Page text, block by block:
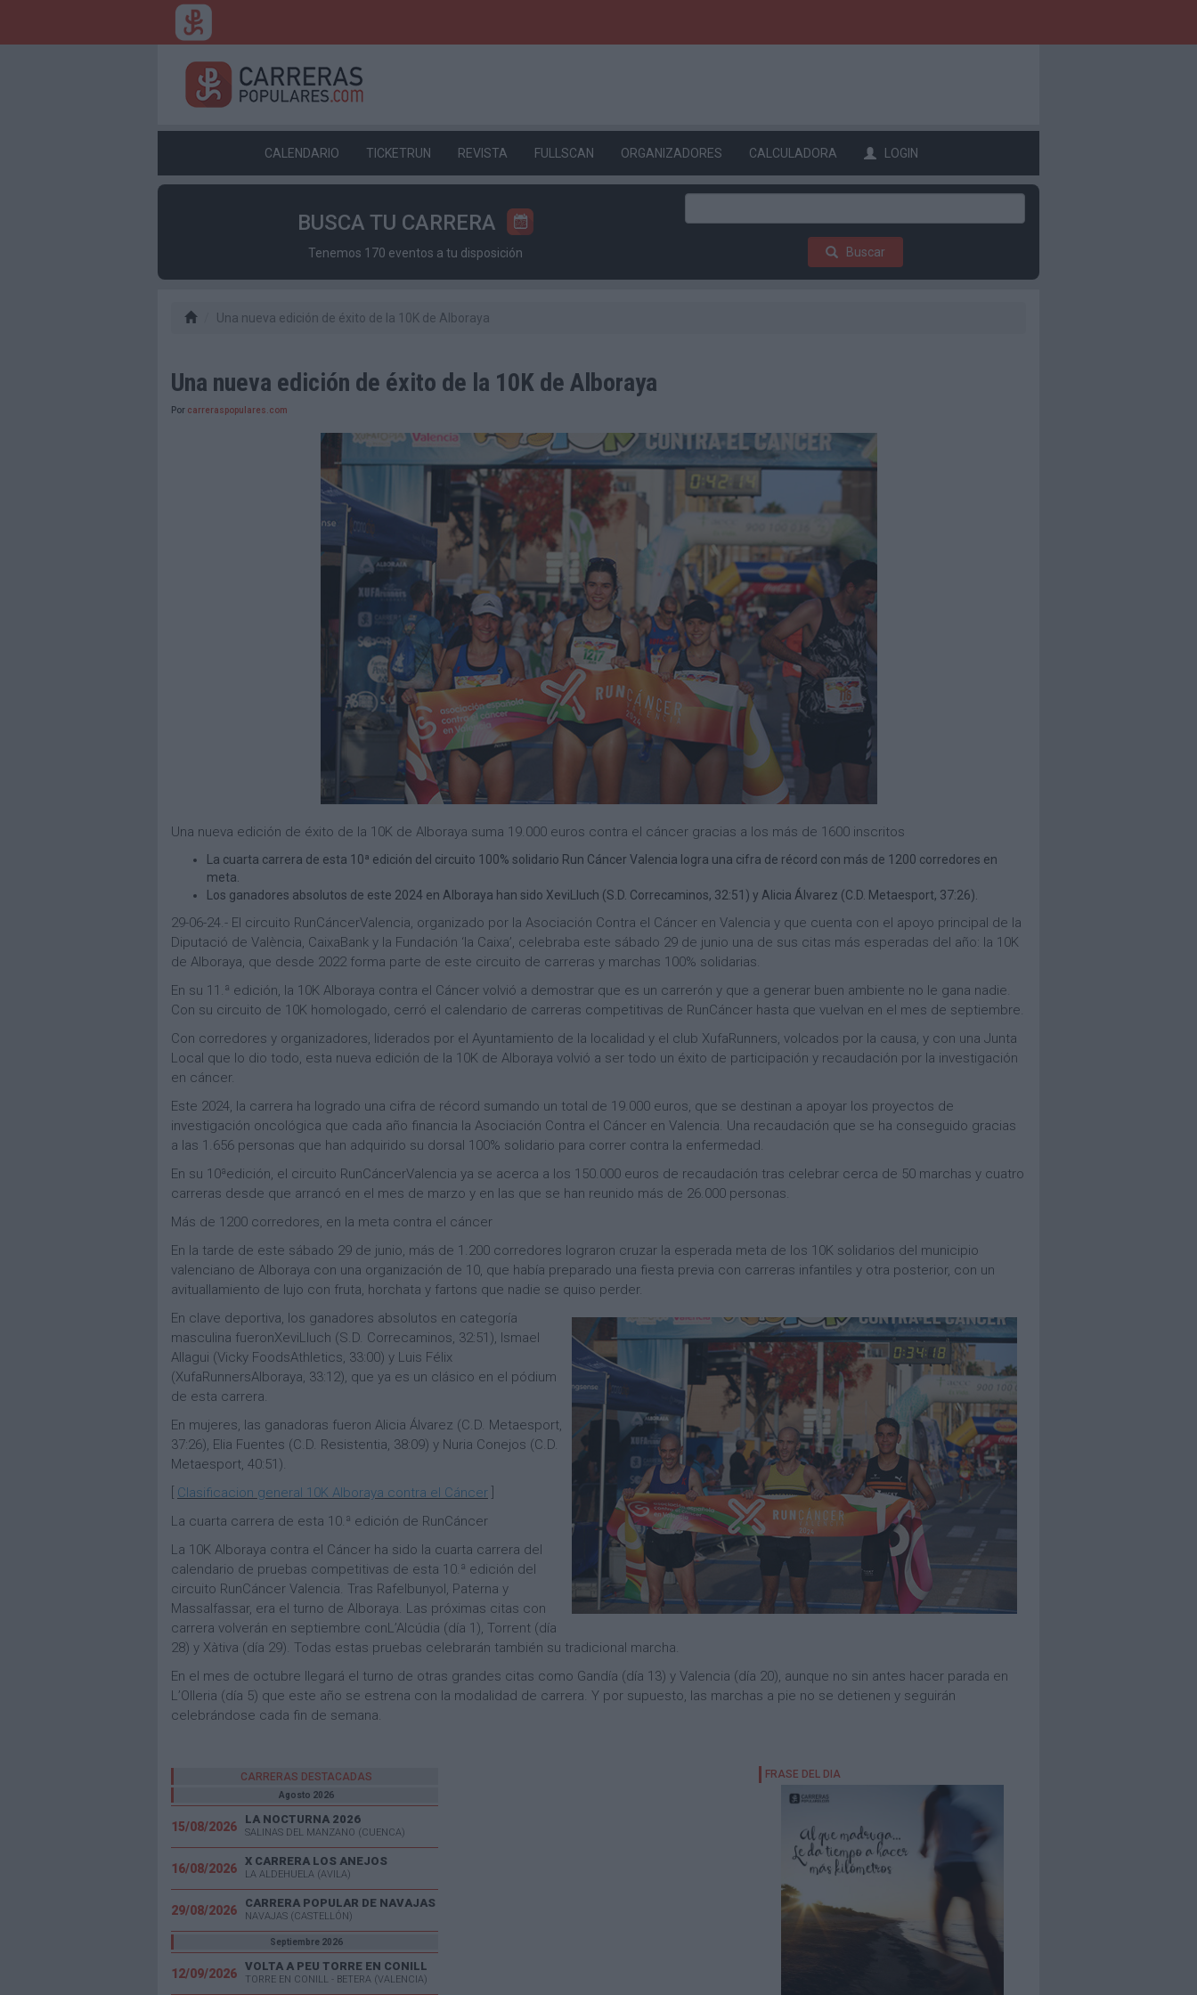
CALENDARIO TICKETRUN REVISTA FULLSCAN ORGANIZADORES CALCULADORA LOGIN
BUSCA TU CARRERA
Tenemos 170 eventos a tu disposición Buscar
Una nueva edición de éxito de la 10K de Alboraya
Una nueva edición de éxito de la 10K de Alboraya
Por carreraspopulares.com
Una nueva edición de éxito de la 10K de Alboraya suma 19.000 euros contra el cáncer gracias a los más de 1600 inscritos
La cuarta carrera de esta 10ª edición del circuito 100% solidario Run Cáncer Valencia logra una cifra de récord con más de 1200 corredores en
meta.
Los ganadores absolutos de este 2024 en Alboraya han sido XeviLluch (S.D. Correcaminos, 32:51) y Alicia Álvarez (C.D. Metaesport, 37:26).
29-06-24.- El circuito RunCáncerValencia, organizado por la Asociación Contra el Cáncer en Valencia y que cuenta con el apoyo principal de la
Diputació de València, CaixaBank y la Fundación ‘la Caixa’, celebraba este sábado 29 de junio una de sus citas más esperadas del año: la 10K
de Alboraya, que desde 2022 forma parte de este circuito de carreras y marchas 100% solidarias.
En su 11.ª edición, la 10K Alboraya contra el Cáncer volvió a demostrar que es un carrerón y que a generar buen ambiente no le gana nadie.
Con su circuito de 10K homologado, cerró el calendario de carreras competitivas de RunCáncer hasta que vuelvan en el mes de septiembre.
Con corredores y organizadores, liderados por el Ayuntamiento de la localidad y el club XufaRunners, volcados por la causa, y con una Junta
Local que lo dio todo, esta nueva edición de la 10K de Alboraya volvió a ser todo un éxito de participación y recaudación por la investigación
en cáncer.
Este 2024, la carrera ha logrado una cifra de récord sumando un total de 19.000 euros, que se destinan a apoyar los proyectos de
investigación oncológica que cada año financia la Asociación Contra el Cáncer en Valencia. Una recaudación que se ha conseguido gracias
a las 1.656 personas que han adquirido su dorsal 100% solidario para correr contra la enfermedad.
En su 10ªedición, el circuito RunCáncerValencia ya se acerca a los 150.000 euros de recaudación tras celebrar cerca de 50 marchas y cuatro
carreras desde que arrancó en el mes de marzo y en las que se han reunido más de 26.000 personas.
Más de 1200 corredores, en la meta contra el cáncer
En la tarde de este sábado 29 de junio, más de 1.200 corredores lograron cruzar la esperada meta de los 10K solidarios del municipio
valenciano de Alboraya con una organización de 10, que había preparado una fiesta previa con carreras infantiles y otra posterior, con un
avituallamiento de lujo con fruta, horchata y fartons que nadie se quiso perder.
En clave deportiva, los ganadores absolutos en categoría
masculina fueronXeviLluch (S.D. Correcaminos, 32:51), Ismael
Allagui (Vicky FoodsAthletics, 33:00) y Luis Félix
(XufaRunnersAlboraya, 33:12), que ya es un clásico en el pódium
de esta carrera.
En mujeres, las ganadoras fueron Alicia Álvarez (C.D. Metaesport,
37:26), Elia Fuentes (C.D. Resistentia, 38:09) y Nuria Conejos (C.D.
Metaesport, 40:51).
Clasificacion general 10K Alboraya contra el Cáncer
La cuarta carrera de esta 10.ª edición de RunCáncer
La 10K Alboraya contra el Cáncer ha sido la cuarta carrera del
calendario de pruebas competitivas de esta 10.ª edición del
circuito RunCáncer Valencia. Tras Rafelbunyol, Paterna y
Massalfassar, era el turno de Alboraya. Las próximas citas con
carrera volverán en septiembre conL’Alcúdia (día 1), Torrent (día
28) y Xàtiva (día 29). Todas estas pruebas celebrarán también su tradicional marcha.
En el mes de octubre llegará el turno de otras grandes citas como Gandía (día 13) y Valencia (día 20), aunque no sin antes hacer parada en
L’Olleria (día 5) que este año se estrena con la modalidad de carrera. Y por supuesto, las marchas a pie no se detienen y seguirán
celebrándose cada fin de semana.
CARRERAS DESTACADAS
Agosto 2026
15/08/2026
LA NOCTURNA 2026
SALINAS DEL MANZANO (CUENCA)
16/08/2026
X CARRERA LOS ANEJOS
LA ALDEHUELA (AVILA)
29/08/2026
CARRERA POPULAR DE NAVAJAS
NAVAJAS (CASTELLÓN)
Septiembre 2026
12/09/2026
VOLTA A PEU TORRE EN CONILL
TORRE EN CONILL - BETERA (VALENCIA)